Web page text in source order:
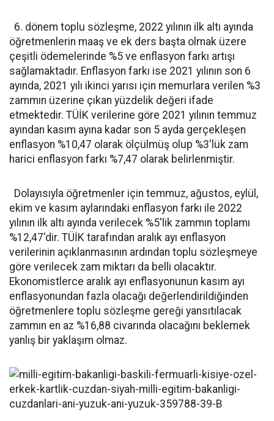
6. dönem toplu sözleşme, 2022 yılının ilk altı ayında
öğretmenlerin maaş ve ek ders başta olmak üzere
çeşitli ödemelerinde %5 ve enflasyon farkı artışı
sağlamaktadır. Enflasyon farkı ise 2021 yılının son 6
ayında, 2021 yılı ikinci yarısı için memurlara verilen %3
zammın üzerine çıkan yüzdelik değeri ifade
etmektedir. TÜİK verilerine göre 2021 yılının temmuz
ayından kasım ayına kadar son 5 ayda gerçekleşen
enflasyon %10,47 olarak ölçülmüş olup %3'lük zam
harici enflasyon farkı %7,47 olarak belirlenmiştir.
Dolayısıyla öğretmenler için temmuz, ağustos, eylül,
ekim ve kasım aylarındaki enflasyon farkı ile 2022
yılının ilk altı ayında verilecek %5'lik zammın toplamı
%12,47'dir. TÜİK tarafından aralık ayı enflasyon
verilerinin açıklanmasının ardından toplu sözleşmeye
göre verilecek zam miktarı da belli olacaktır.
Ekonomistlerce aralık ayı enflasyonunun kasım ayı
enflasyonundan fazla olacağı değerlendirildiğinden
öğretmenlere toplu sözleşme gereği yansıtılacak
zammın en az %16,88 civarında olacağını beklemek
yanlış bir yaklaşım olmaz.